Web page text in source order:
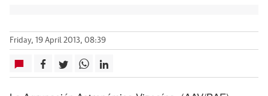
Friday, 19 April 2013, 08:39